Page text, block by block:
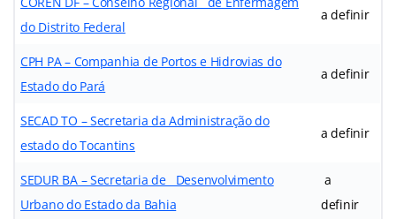
do Distrito Federal
a definir
CPH PA – Companhia de Portos e Hidrovias do
Estado do Pará
a definir
SECAD TO – Secretaria da Administração do
estado do Tocantins
a definir
SEDUR BA – Secretaria de Desenvolvimento
Urbano do Estado da Bahia
a
definir